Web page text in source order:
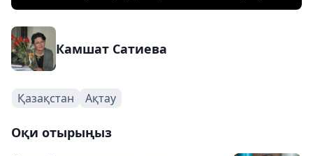
Камшат Сатиева
Қазақстан Ақтау
Оқи отырыңыз